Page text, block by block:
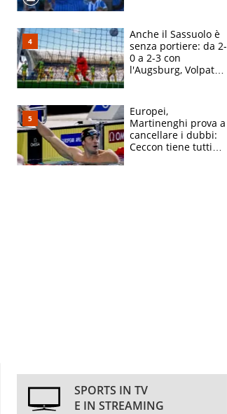
Anche il Sassuolo è
senza portiere: da 2-
0 a 2-3 con
l'Augsburg, Volpato
Europei,
Martinenghi prova a
cancellare i dubbi:
Ceccon tiene tutti
SPORTS IN TV
E IN STREAMING